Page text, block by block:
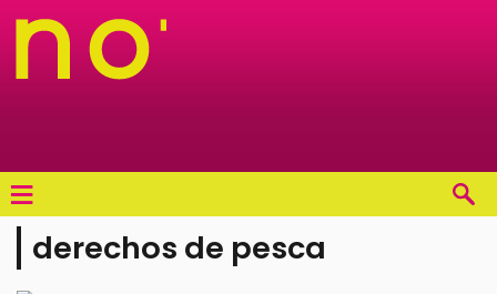
≡
derechos de pesca